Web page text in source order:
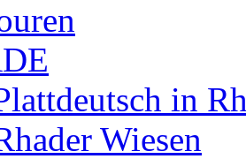
in
Wiesen